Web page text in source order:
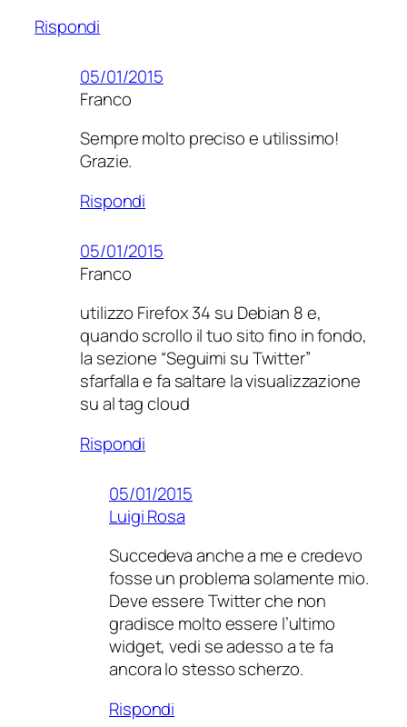
Rispondi
05/01/2015
Franco
Sempre molto preciso e utilissimo!
Grazie.
Rispondi
05/01/2015
Franco
utilizzo Firefox 34 su Debian 8 e,
quando scrollo il tuo sito fino in fondo,
la sezione “Seguimi su Twitter”
sfarfalla e fa saltare la visualizzazione
su al tag cloud
Rispondi
05/01/2015
Luigi Rosa
Succedeva anche a me e credevo
fosse un problema solamente mio.
Deve essere Twitter che non
gradisce molto essere l’ultimo
widget, vedi se adesso a te fa
ancora lo stesso scherzo.
Rispondi